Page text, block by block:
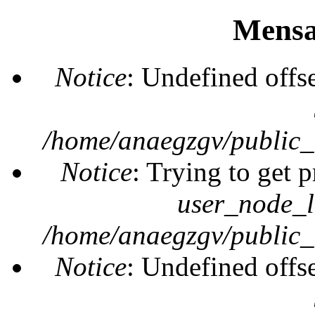
Notice: Undefined
/home/anaegzgv/
Notice: Trying to get
/home/anaegzgv/
Notice: Undefined